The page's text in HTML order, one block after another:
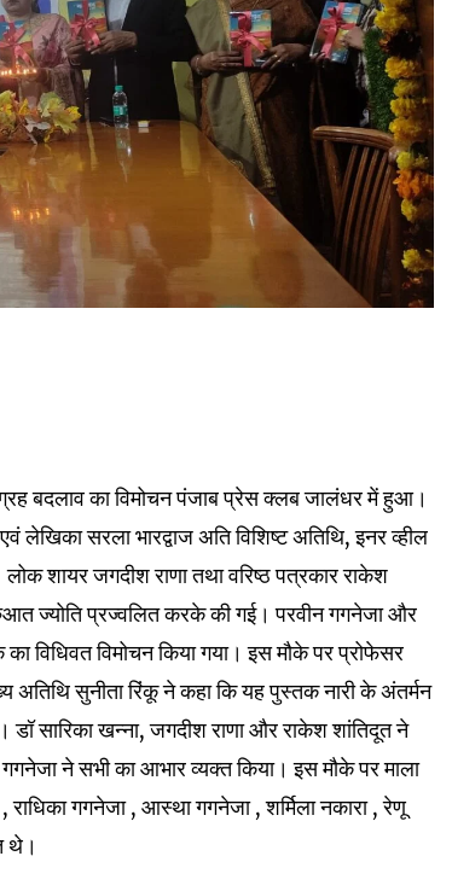
बदलाव का विमोचन पंजाब प्रेस क्लब जालंधर में हुआ।
लेखिका सरला भारद्वाज अति विशिष्ट अतिथि, इनर व्हील
शायर जगदीश राणा तथा वरिष्ठ पत्रकार राकेश
ज्योति प्रज्वलित करके की गई। परवीन गगनेजा और
विधिवत विमोचन किया गया। इस मौके पर प्रोफेसर
अतिथि सुनीता रिंकू ने कहा कि यह पुस्तक नारी के अंतर्मन
सारिका खन्ना, जगदीश राणा और राकेश शांतिदूत ने
ने सभी का आभार व्यक्त किया। इस मौके पर माला
गगनेजा , आस्था गगनेजा , शर्मिला नकारा , रेणू
थे।